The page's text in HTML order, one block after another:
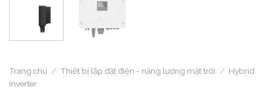
Trang chủ / Thiết bị lắp đặt điện - năng lượng mặt trời / Hybrid
Inverter